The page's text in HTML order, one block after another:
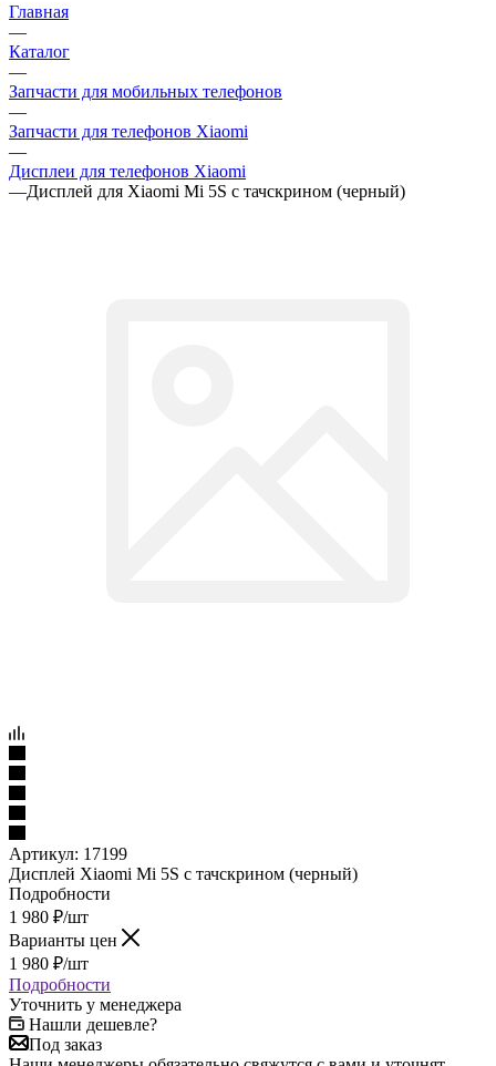
Главная
—
Каталог
—
Запчасти для мобильных телефонов
—
Запчасти для телефонов Xiaomi
—
Дисплеи для телефонов Xiaomi
—Дисплей для Xiaomi Mi 5S с тачскрином (черный)
Артикул: 17199
Дисплей Xiaomi Mi 5S с тачскрином (черный)
Подробности
1 980 ₽/шт
Варианты цен
1 980 ₽/шт
Подробности
Уточнить у менеджера
Нашли дешевле?
Под заказ